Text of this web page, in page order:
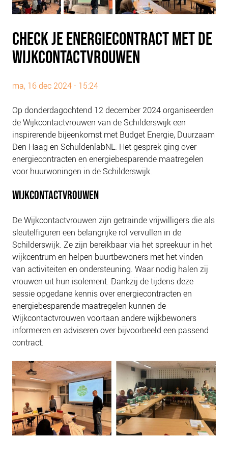
PLINKR NAZORG
DOORBRAAKMETHODE
COLLECTIEF SCHULDREGELEN
NEDERLANDSE SCHULDHULPROUTE (NSR)
OVER ONS
VISIE EN MISSIE
HET TEAM
ONZE PARTNERS
IN DE MEDIA
NIEUWS
BLOGS
CHECK JE ENERGIECONTRACT MET DE
WIJKCONTACTVROUWEN
ma, 16 dec 2024 - 15:24
Op donderdagochtend 12 december 2024 organiseerden
de Wijkcontactvrouwen van de Schilderswijk een
inspirerende bijeenkomst met Budget Energie, Duurzaam
Den Haag en SchuldenlabNL. Het gesprek ging over
energiecontracten en energiebesparende maatregelen
voor huurwoningen in de Schilderswijk.
WIJKCONTACTVROUWEN
De Wijkcontactvrouwen zijn getrainde vrijwilligers die als
sleutelfiguren een belangrijke rol vervullen in de
Schilderswijk. Ze zijn bereikbaar via het spreekuur in het
wijkcentrum en helpen buurtbewoners met het vinden
van activiteiten en ondersteuning. Waar nodig halen zij
vrouwen uit hun isolement. Dankzij de tijdens deze
sessie opgedane kennis over energiecontracten en
energiebesparende maatregelen kunnen de
Wijkcontactvrouwen voortaan andere wijkbewoners
informeren en adviseren over bijvoorbeeld een passend
contract.